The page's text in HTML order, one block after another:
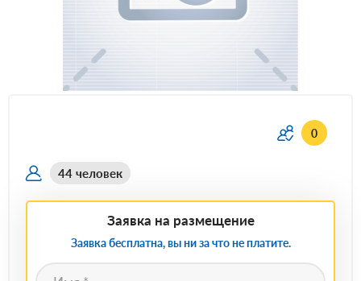
0
44 человек
Заявка на размещение
Заявка бесплатна, вы ни за что не платите.